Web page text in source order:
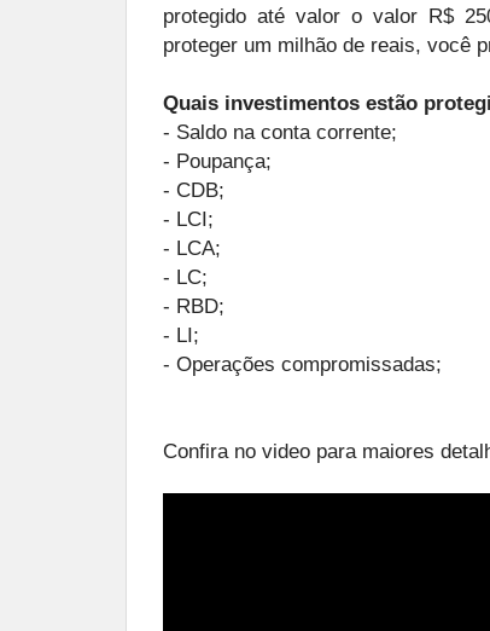
protegido até valor o valor R$
proteger um milhão de reais, você
Quais investimentos estão
- Saldo na conta corrente;
- Poupança;
- CDB;
- LCI;
- LCA;
- LC;
- RBD;
- LI;
- Operações compromissadas;
Confira no video para maiores